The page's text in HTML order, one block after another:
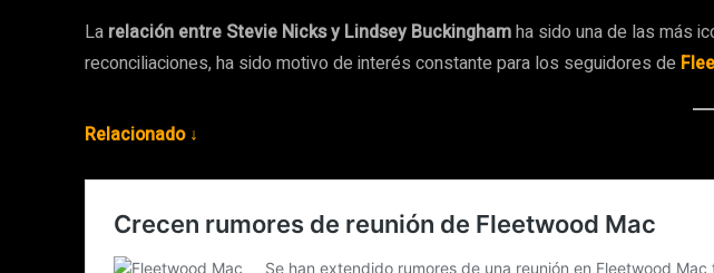
La relación entre Stevie Nicks y Lindsey Buckinghamha sido una de las más
reconciliaciones, ha sido motivo de interés constante para los seguidores de
Relacionado ↓